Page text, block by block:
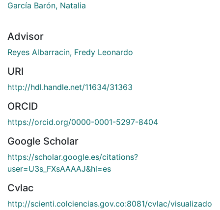
García Barón, Natalia
Advisor
Reyes Albarracin, Fredy Leonardo
URI
http://hdl.handle.net/11634/31363
ORCID
https://orcid.org/0000-0001-5297-8404
Google Scholar
https://scholar.google.es/citations?
user=U3s_FXsAAAAJ&hl=es
Cvlac
http://scienti.colciencias.gov.co:8081/cvlac/visualizado